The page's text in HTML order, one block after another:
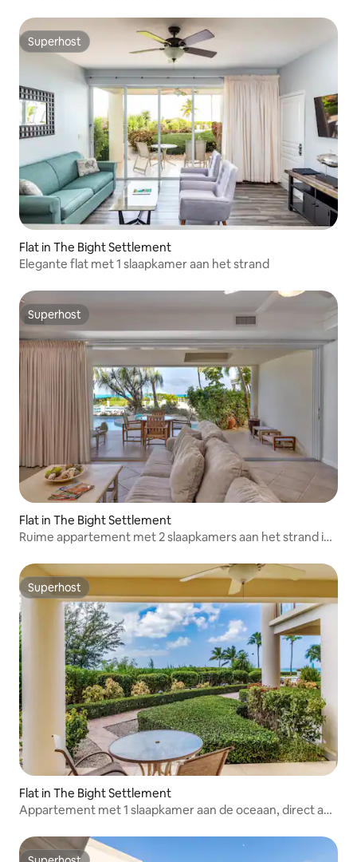
Superhost
Superhost
Flat in The Bight Settlement
Elegante flat met 1 slaapkamer aan het strand
Superhost
Superhost
Flat in The Bight Settlement
Ruime appartement met 2 slaapkamers aan het strand in
Superhost
Superhost
Flat in The Bight Settlement
Appartement met 1 slaapkamer aan de oceaan, direct aan